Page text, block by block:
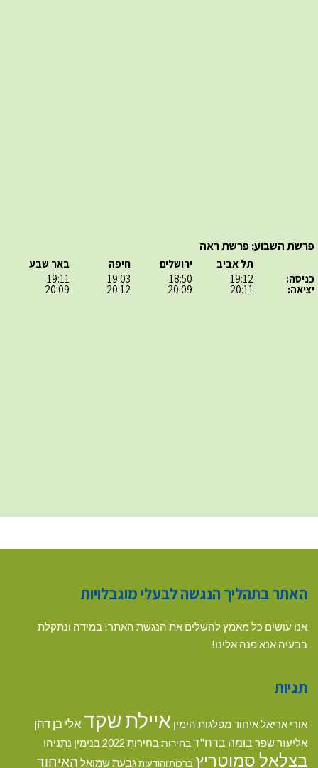
פרשת השבוע: פרשת ראה
כניסה:
יציאה:
תל אביב
19:12
20:11
ירושלים
18:50
20:09
חיפה
19:03
20:12
באר שבע
19:11
20:09
האתר בתהליך הנגשה לבעלי מוגבלויות
אנו עושים כל מאמץ להשלים את הנגשת האתר! במידה ונתקלת
בבעיה אנא פנה אלינו!
תגיות
אורי אריאלאיחוד מפלגות הימין איילת שקדאלי בן דהן
אליעזר שפר בומה ברח"דבחירות בחירות 2022 בנימין נתניהו
בצלאל סמוטריץ ברכות והודעותגבעת שמואל האיחוד